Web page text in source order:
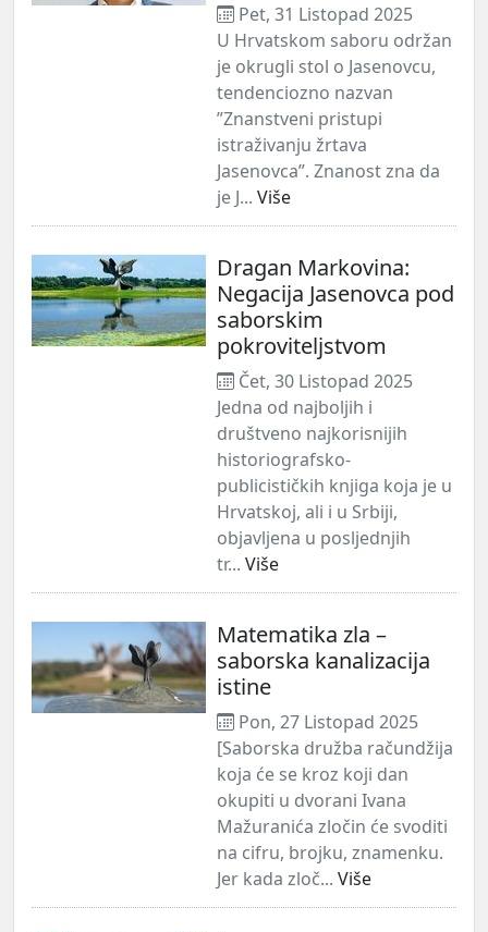
Pet, 31 Listopad 2025
U Hrvatskom saboru održan
je okrugli stol o Jasenovcu,
tendenciozno nazvan
”Znanstveni pristupi
istraživanju žrtava
Jasenovca”. Znanost zna da
je J... Više
Dragan Markovina:
Negacija Jasenovca pod
saborskim
pokroviteljstvom
Čet, 30 Listopad 2025
Jedna od najboljih i
društveno najkorisnijih
historiografsko-
publicističkih knjiga koja je u
Hrvatskoj, ali i u Srbiji,
objavljena u posljednjih
tr... Više
Matematika zla –
saborska kanalizacija
istine
Pon, 27 Listopad 2025
[Saborska družba račundžija
koja će se kroz koji dan
okupiti u dvorani Ivana
Mažuranića zločin će svoditi
na cifru, brojku, znamenku.
Jer kada zloč... Više